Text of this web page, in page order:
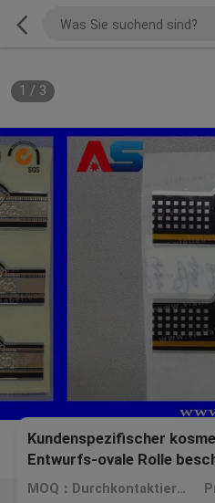
1 / 3
Kundenspezifischer
Entwurfs-ovale Rolle
kosmetische
MOQ：Durchkontaktierung